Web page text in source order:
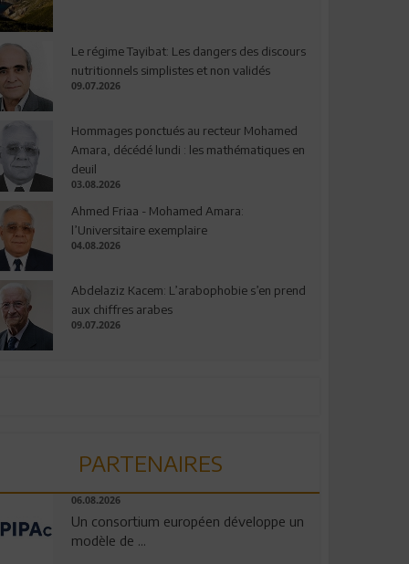
Le régime Tayibat: Les dangers des discours
nutritionnels simplistes et non validés
09.07.2026
Hommages ponctués au recteur Mohamed
Amara, décédé lundi : les mathématiques en
deuil
03.08.2026
Ahmed Friaa - Mohamed Amara:
l’Universitaire exemplaire
04.08.2026
Abdelaziz Kacem: L’arabophobie s’en prend
aux chiffres arabes
09.07.2026
PARTENAIRES
06.08.2026
Un consortium européen développe un
modèle de ...